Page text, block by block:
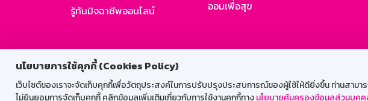
นโยบายการใช้คุกกี้ (Cookies Policy)
เว็บไซต์ของเราจะจัดเก็บคุกกี้เพื่อวัตถุประสงค์ในการปรับปรุงประสบการณ์ของผู้ใช้ให้ดียิ่งขึ้น ท่านสาม
ไม่ยินยอมการจัดเก็บคุกกี้ คลิกข้อมูลเพิ่มเติมเกี่ยวกับการใช้งานคุกกี้ทางนโยบายคุ้มครองข้อมูลส่วนบุค
รู้ทันมิจฉาชีพออนไลน์
ออมเพื่อสุข